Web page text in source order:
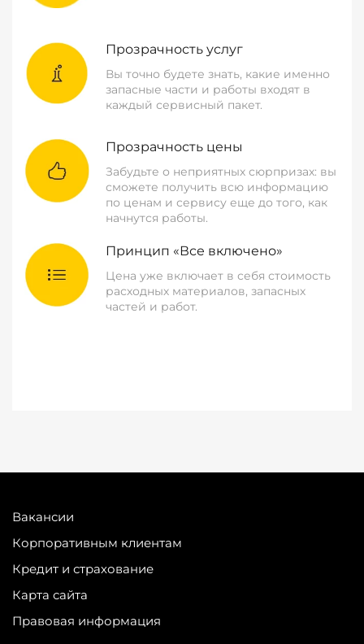
Прозрачность услуг
Вы точно будете знать, какие именно
запасные части и работы входят в
каждый сервисный пакет.
Прозрачность цены
Забудьте о неприятных сюрпризах: вы
сможете получить всю информацию
по ценам и сервису еще до того, как
начнутся работы.
Принцип «Все включено»
Цена уже включает в себя стоимость
расходных материалов, запасных
частей и работ.
Вакансии
Корпоративным клиентам
Кредит и страхование
Карта сайта
Правовая информация